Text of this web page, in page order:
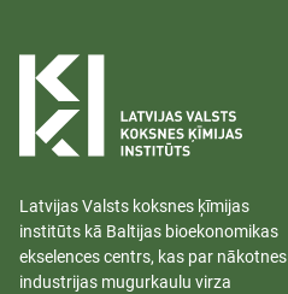
Latvijas Valsts koksnes ķīmijas
institūts kā Baltijas bioekonomikas
ekselences centrs, kas par nākotnes
industrijas mugurkaulu virza